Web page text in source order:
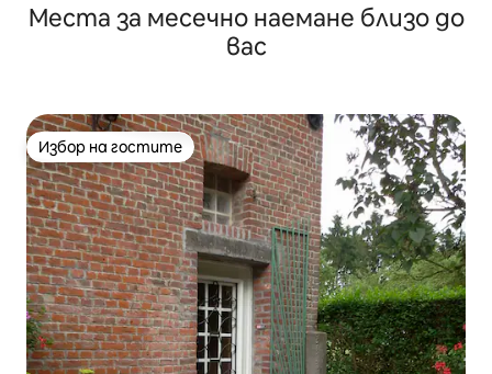
Места за месечно наемане близо до
вас
Избор на гостите
Избор на гостите